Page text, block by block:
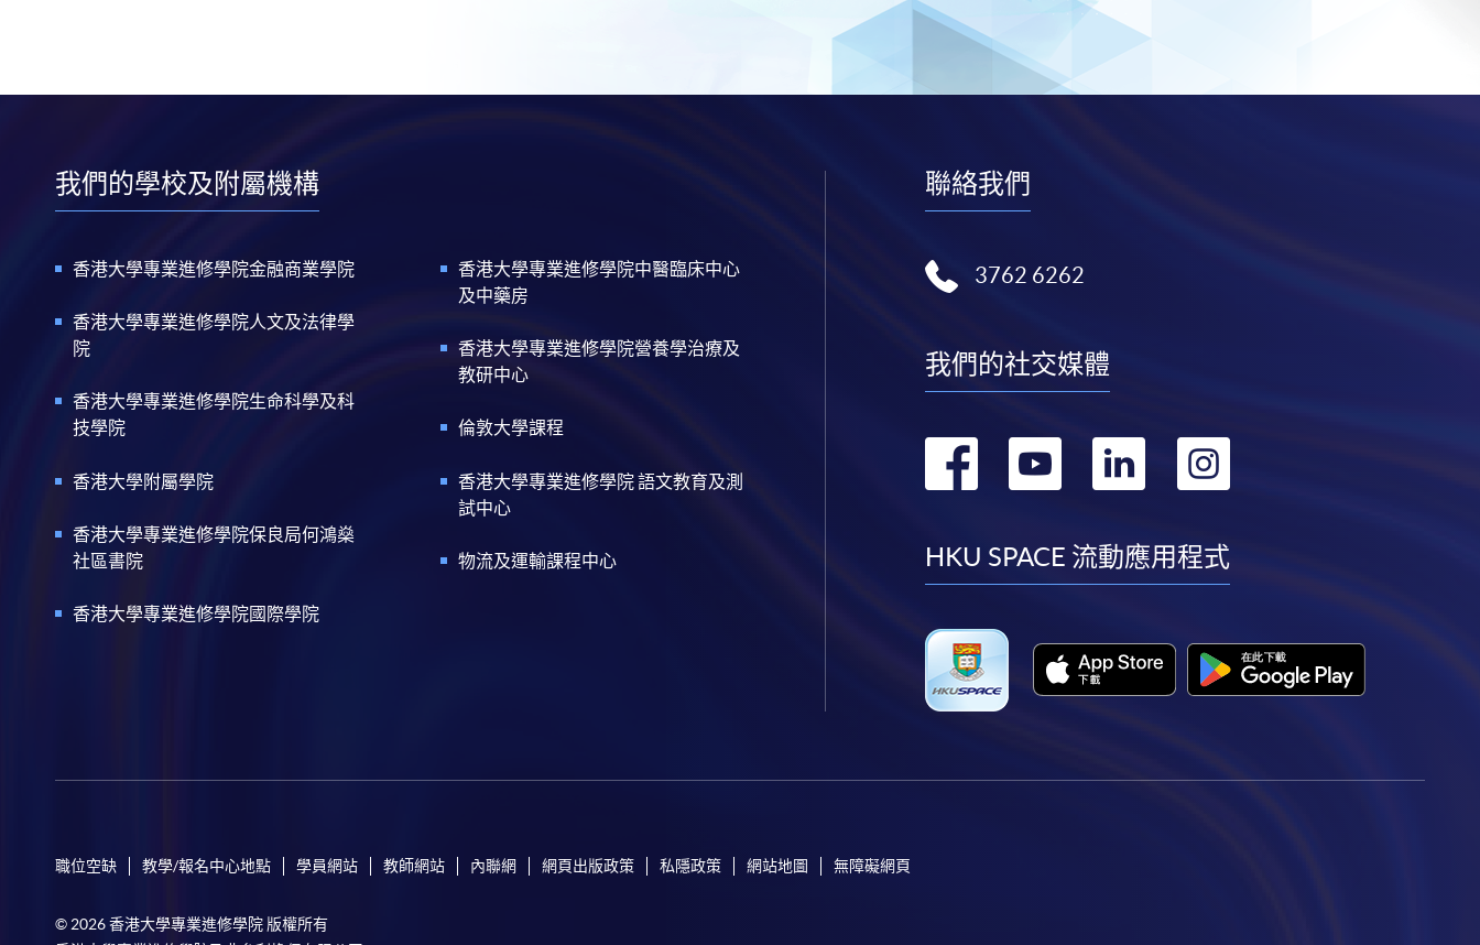
我們的學校及附屬機構
香港大學專業進修學院金融商業學院
香港大學專業進修學院人文及法律學
院
香港大學專業進修學院生命科學及科
技學院
香港大學附屬學院
香港大學專業進修學院保良局何鴻燊
社區書院
香港大學專業進修學院國際學院
香港大學專業進修學院中醫臨床中心
及中藥房
香港大學專業進修學院營養學治療及
教研中心
倫敦大學課程
香港大學專業進修學院 語文教育及測
試中心
物流及運輸課程中心
聯絡我們
3762 6262
我們的社交媒體
轉
facebook
轉
youtube
轉
linkedin
轉
instagram
HKU SPACE 流動應用程式
職位空缺 教學/報名中心地點 學員網站 教師網站 內聯網 網頁出版政策 私隱政策 網站地圖 無障礙網頁
© 2026 香港大學專業進修學院 版權所有